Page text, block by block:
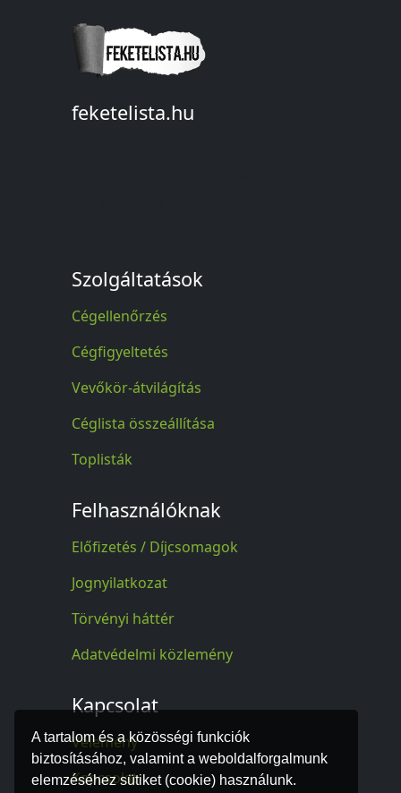
A tartalom és a közösségi funkciók
biztosításához, valamint a weboldalforgalmunk
elemzéséhez sütiket (cookie) használunk.
feketelista.hu
Szolgáltatások
Cégellenőrzés
Cégfigyeltetés
Vevőkör-átvilágítás
Céglista összeállítása
Toplisták
Felhasználóknak
Előfizetés / Díjcsomagok
Jognyilatkozat
Törvényi háttér
Adatvédelmi közlemény
Kapcsolat
Vélemény
Kapcsolat